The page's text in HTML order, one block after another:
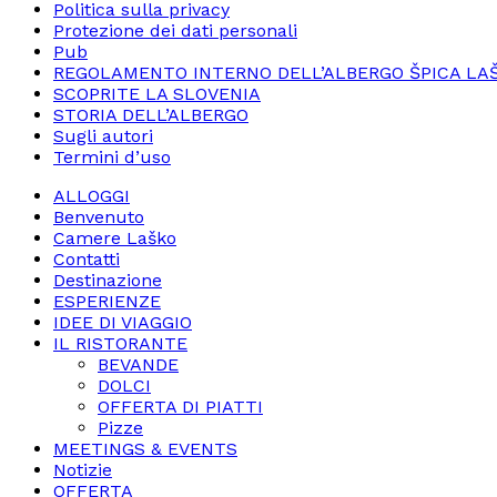
Politica sulla privacy
Protezione dei dati personali
Pub
REGOLAMENTO INTERNO DELL’ALBERGO ŠPICA
SCOPRITE LA SLOVENIA
STORIA DELL’ALBERGO
Sugli autori
Termini d’uso
ALLOGGI
Benvenuto
Camere Laško
Contatti
Destinazione
ESPERIENZE
IDEE DI VIAGGIO
IL RISTORANTE
BEVANDE
DOLCI
OFFERTA DI PIATTI
Pizze
MEETINGS & EVENTS
Notizie
OFFERTA